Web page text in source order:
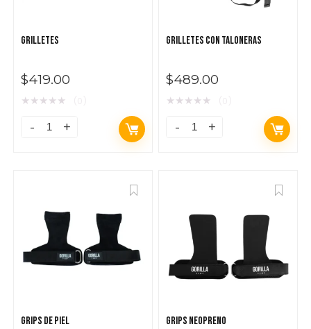
GRILLETES
$419.00
★★★★★
GRILLETES CON TALONERAS
$489.00
★★★★★
GRIPS DE PIEL GRIPS NEOPRENO